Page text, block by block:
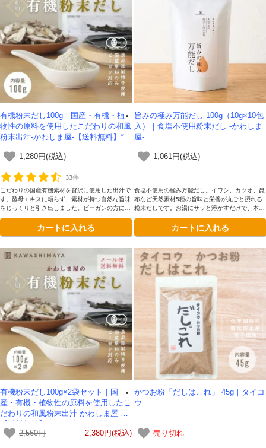
有機粉末だし100g｜国産・有機・植
物性の原料を使用したこだわりの和風
粉末出汁-かわしま屋-【送料無料】*メ
1,280円(税込)
33件
こだわりの国産有機素材を贅沢に使用した出汁で
す。酵母エキスに頼らず、素材が持つ自然な旨味
をじっくりと引き出しました。ビーガンの方にも
おすすめ。毎日の食卓をやさしく支える、体に嬉
しい一品です。
カートに入れる
旨みの極み万能だし 100g（10g×10包
入）｜食塩不使用粉末だし -かわしま
屋-
1,061円(税込)
食塩不使用の極み万能だし。イワシ、カツオ、昆
布など天然素材5種の旨味と栄養が丸ごと摂れる
粉末だしです。お湯にサッと溶かすだけで、本格
カートに入れる
有機粉末だし100g×2袋セット｜国
産・有機・植物性の原料を使用したこ
だわりの和風粉末出汁-かわしま屋-
2,560円
2,380円(税込)
かつお粉「だしはこれ」 45g｜タイコ
ウ
売り切れ